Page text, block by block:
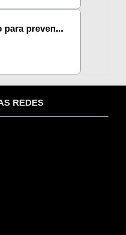
para preven...
REDES